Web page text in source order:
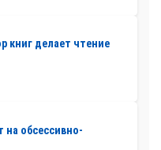
книг делает чтение
на обсессивно-